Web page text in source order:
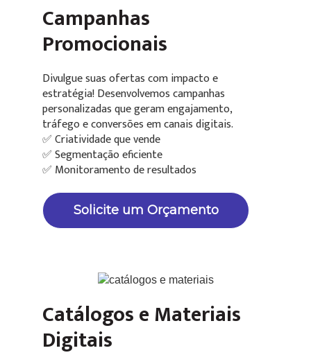
Campanhas
Promocionais
Divulgue suas ofertas com impacto e
estratégia! Desenvolvemos campanhas
personalizadas que geram engajamento,
tráfego e conversões em canais digitais.
✅ Criatividade que vende
✅ Segmentação eficiente
✅ Monitoramento de resultados
Solicite um Orçamento
Catálogos e Materiais
Digitais